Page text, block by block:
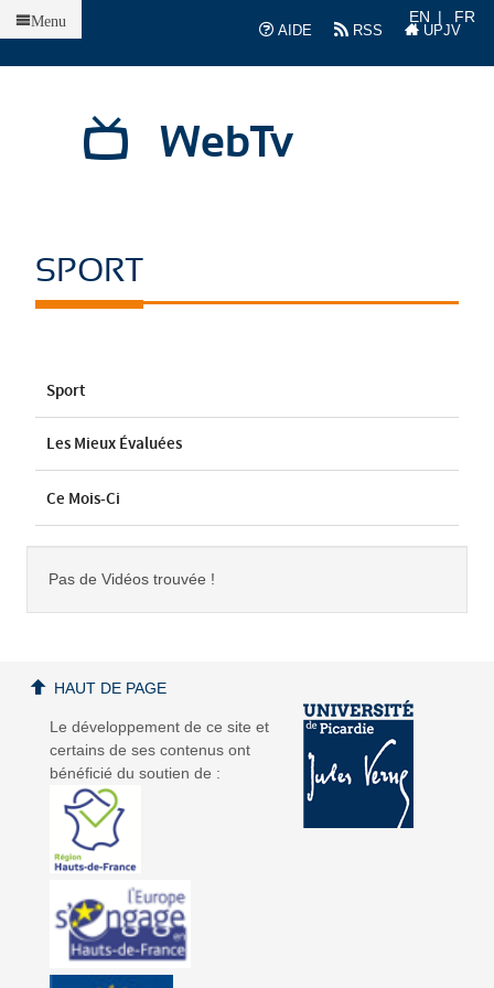
AIDE
RSS UPJV
EN FR
WebTv
Menu
SPORT
Sport
Les Mieux Évaluées
Ce Mois-Ci
Pas de Vidéos trouvée !
Le développement de ce site et
certains de ses contenus ont
bénéficié du soutien de :
HAUT DE PAGE